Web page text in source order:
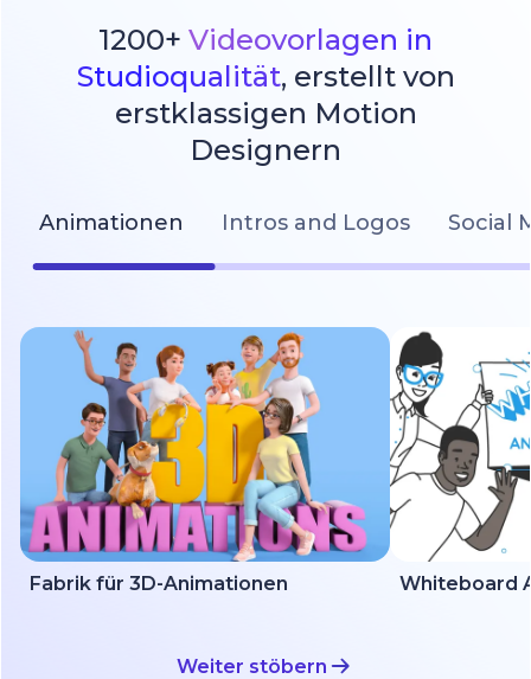
1200+ Videovorlagen in
Studioqualität, erstellt von
erstklassigen Motion
Designern
Animationen Intros and Logos Social
Fabrik für 3D-Animationen Whiteboard
Weiter stöbern